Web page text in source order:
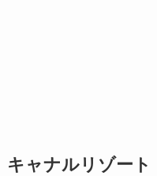
キャナルリゾート